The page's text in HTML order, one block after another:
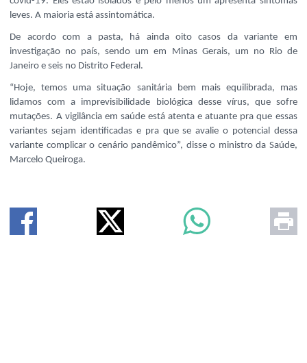
leves. A maioria está assintomática.
De acordo com a pasta, há ainda oito casos da variante em
investigação no país, sendo um em Minas Gerais, um no Rio de
Janeiro e seis no Distrito Federal.
“Hoje, temos uma situação sanitária bem mais equilibrada, mas
lidamos com a imprevisibilidade biológica desse vírus, que sofre
mutações. A vigilância em saúde está atenta e atuante pra que essas
variantes sejam identificadas e pra que se avalie o potencial dessa
variante complicar o cenário pandêmico”, disse o ministro da Saúde,
Marcelo Queiroga.